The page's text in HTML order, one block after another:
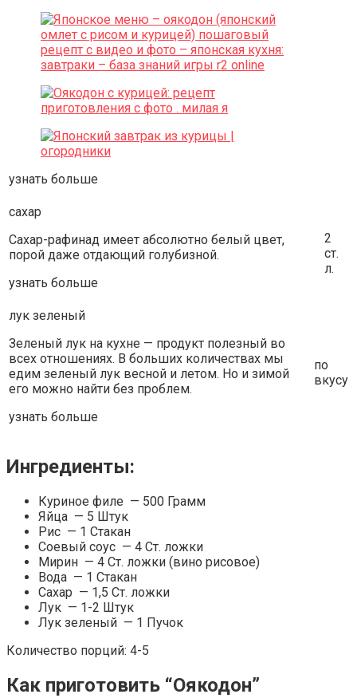
узнать больше
сахар
Сахар-рафинад имеет абсолютно белый цвет,
порой даже отдающий голубизной.
узнать больше
2
ст.
л.
лук зеленый
Зеленый лук на кухне — продукт полезный во
всех отношениях. В больших количествах мы
едим зеленый лук весной и летом. Но и зимой
его можно найти без проблем.
узнать больше
по
вкусу
Ингредиенты:
Куриное филе — 500 Грамм
Яйца — 5 Штук
Рис — 1 Стакан
Соевый соус — 4 Ст. ложки
Мирин — 4 Ст. ложки (вино рисовое)
Вода — 1 Стакан
Сахар — 1,5 Ст. ложки
Лук — 1-2 Штук
Лук зеленый — 1 Пучок
Количество порций: 4-5
Как приготовить “Оякодон”